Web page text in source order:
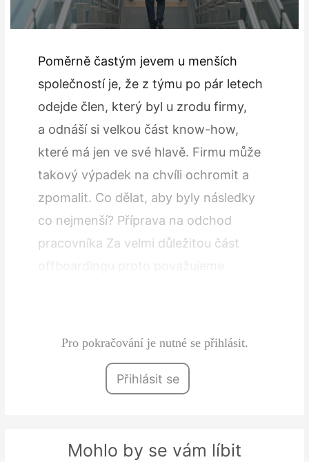
Poměrně častým jevem u menších
společností je, že z týmu po pár letech
odejde člen, který byl u zrodu firmy,
a odnáší si velkou část know-how,
které má jen ve své hlavě. Firmu může
takový výpadek na chvíli ochromit a
zpomalit. Co dělat, aby byly následky
co nejmenší? Příprava na odchod
pracovníka Za velmi důležitou část
Pro pokračování je nutné se přihlásit.
Přihlásit se
Mohlo by se vám líbit